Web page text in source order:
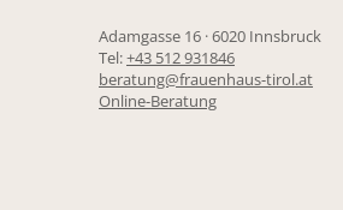
Adamgasse 16 · 6020 Innsbruck
Tel:+43 512 931846
beratung@frauenhaus-tirol.at
Online-Beratung